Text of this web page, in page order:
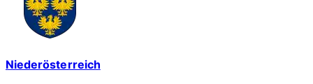
Niederösterreich